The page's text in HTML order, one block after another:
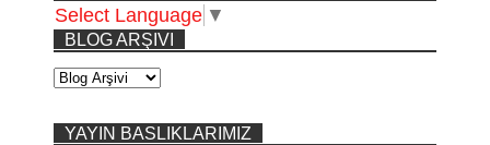
Select Language ▼
BLOG ARŞIVI
YAYIN BASLIKLARIMIZ